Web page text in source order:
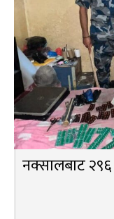
नक्सालबाट २९६